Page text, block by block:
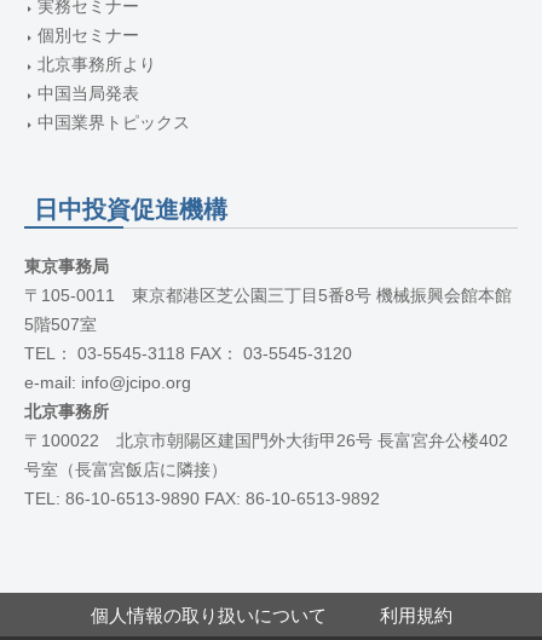
実務セミナー
個別セミナー
北京事務所より
中国当局発表
中国業界トピックス
日中投資促進機構
東京事務局
〒105-0011 東京都港区芝公園三丁目5番8号 機械振興会館本館
5階507室
TEL： 03-5545-3118 FAX： 03-5545-3120
e-mail: info@jcipo.org
北京事務所
〒100022 北京市朝陽区建国門外大街甲26号 長富宮弁公楼402
号室（長富宮飯店に隣接）
TEL: 86-10-6513-9890 FAX: 86-10-6513-9892
個人情報の取り扱いについて 利用規約